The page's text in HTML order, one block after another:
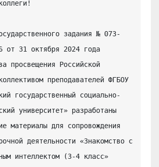
задания № 073-
от 31 октября 2024 года
просвещения Российской
преподавателей ФГБОУ
государственный социально-
университет» разработаны
материалы для сопровождения
деятельности «Знакомство с
интеллектом (3-4 класс»